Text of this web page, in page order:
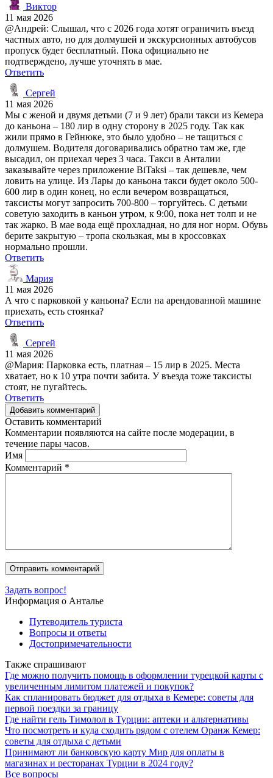
Виктор
11 мая 2026
@Андрей: Слышал, что с 2026 года хотят ограничить въезд
частных авто, но для долмушей и экскурсионных автобусов
пропуск будет бесплатный. Пока официально не
подтверждено, лучше уточнять в мае.
Ответить
Сергей
11 мая 2026
Мы с женой и двумя детьми (7 и 9 лет) брали такси из Кемера
до каньона – 180 лир в одну сторону в 2025 году. Так как
жили прямо в Гейнюке, это было удобно – не тащиться с
долмушем. Водителя договаривались обратно там же, где
высадил, он приехал через 3 часа. Такси в Анталии
заказывайте через приложение BiTaksi – так дешевле, чем
ловить на улице. Из Лары до каньона такси будет около 500-
600 лир в один конец, но если вечером возвращаться,
таксисты могут запросить 700-800 – торгуйтесь. С детьми
советую заходить в каньон утром, к 9:00, пока нет толп и не
так жарко. В мае вода ещё прохладная, но для ног норм. Обувь
берите закрытую – тропа скользкая, мы в кроссовках
нормально прошли.
Ответить
Мария
11 мая 2026
А что с парковкой у каньона? Если на арендованной машине
приехать, есть стоянка?
Ответить
Сергей
11 мая 2026
@Мария: Парковка есть, платная – 15 лир в 2025. Места
хватает, но к 10 утра почти забита. У въезда тоже таксисты
стоят, не пугайтесь.
Ответить
Добавить комментарий
Оставить комментарий
Комментарии появляются на сайте после модерации, в
течение пары часов.
Имя
Комментарий *
Задать вопрос!
Информация о Анталье
Путеводитель туриста
Вопросы и ответы
Достопримечательности
Также спрашивают
Где можно получить помощь в оформлении турецкой карты с
увеличенным лимитом платежей и покупок?
Как спланировать бюджет для отдыха в Кемере: советы для
первой поездки за границу
Где найти гель Тимолол в Турции: аптеки и альтернативы
Что посмотреть и куда сходить рядом с отелем Оранж Кемер:
советы для отдыха с детьми
Принимают ли банковскую карту Мир для оплаты в
магазинах и ресторанах Турции в 2024 году?
Все вопросы